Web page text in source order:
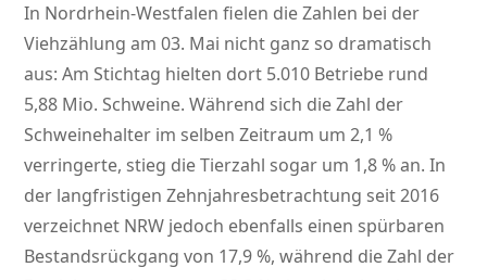
In Nordrhein-Westfalen fielen die Zahlen bei der
Viehzählung am 03. Mai nicht ganz so dramatisch
aus: Am Stichtag hielten dort 5.010 Betriebe rund
5,88 Mio. Schweine. Während sich die Zahl der
Schweinehalter im selben Zeitraum um 2,1 %
verringerte, stieg die Tierzahl sogar um 1,8 % an. In
der langfristigen Zehnjahresbetrachtung seit 2016
verzeichnet NRW jedoch ebenfalls einen spürbaren
Bestandsrückgang von 17,9 %, während die Zahl der